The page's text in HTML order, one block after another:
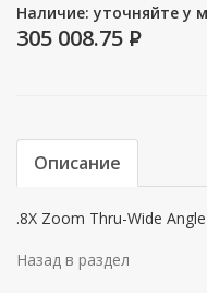
Наличие: уточняйте у
305 008.75 P
Описание
.8X Zoom Thru-Wide
Назад в раздел